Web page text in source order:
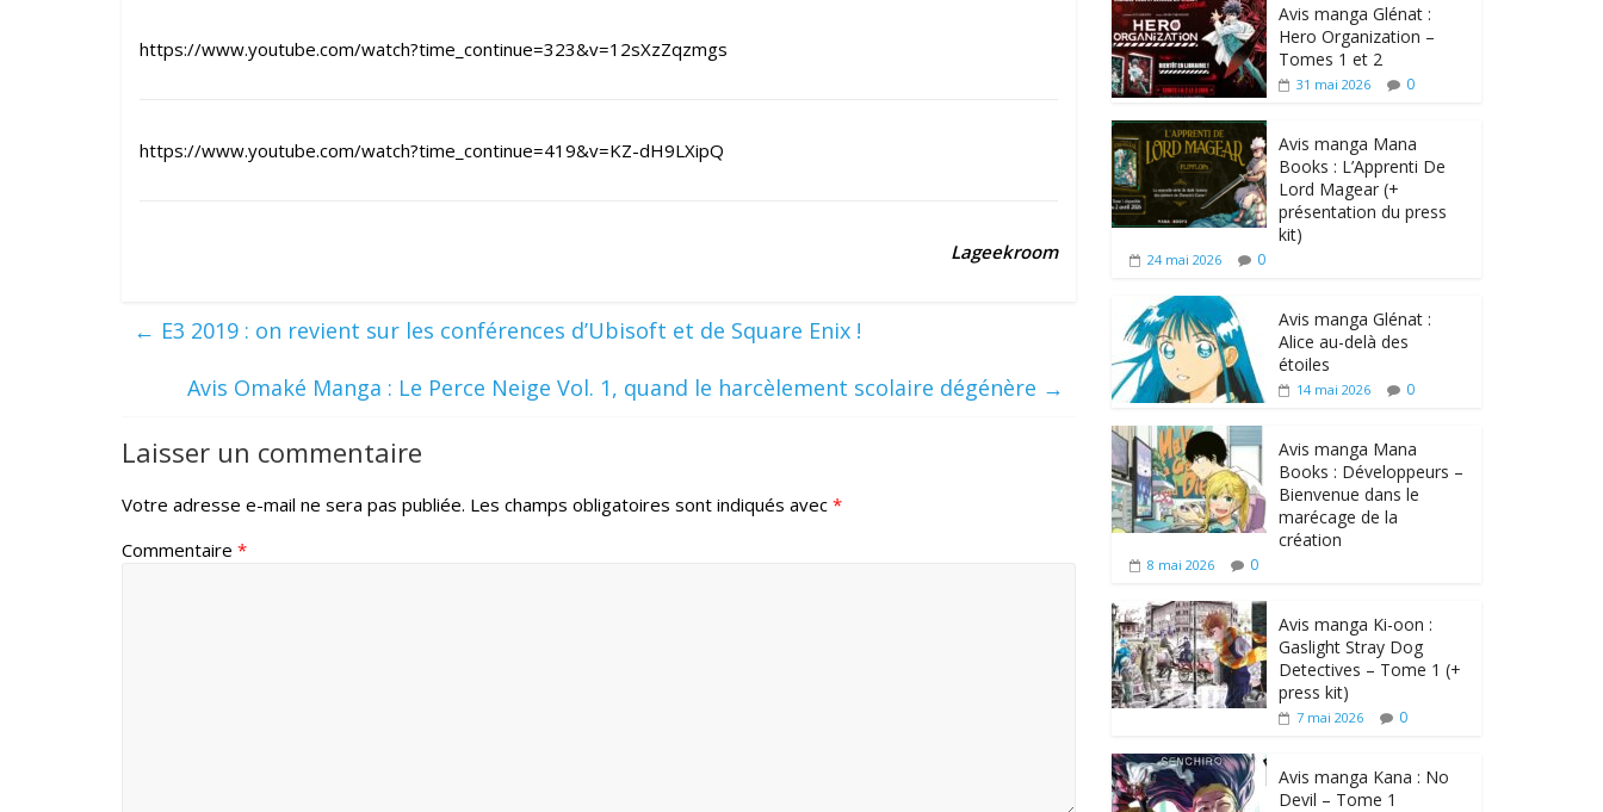
https://www.youtube.com/watch?time_continue=323&v=12sXzZqzmgs
https://www.youtube.com/watch?time_continue=419&v=KZ-dH9LXipQ
Lageekroom
← E3 2019 : on revient sur les conférences d’Ubisoft et de Square Enix !
Avis Omaké Manga : Le Perce Neige Vol. 1, quand le harcèlement scolaire dégénère →
Laisser un commentaire
Votre adresse e-mail ne sera pas publiée. Les champs obligatoires sont indiqués avec *
Commentaire *
Avis manga Glénat :
Hero Organization –
Tomes 1 et 2
31 mai 2026 0
Avis manga Mana
Books : L’Apprenti De
Lord Magear (+
présentation du press
kit)
24 mai 2026 0
Avis manga Glénat :
Alice au-delà des
étoiles
14 mai 2026 0
Avis manga Mana
Books : Développeurs –
Bienvenue dans le
marécage de la
création
8 mai 2026 0
Avis manga Ki-oon :
Gaslight Stray Dog
Detectives – Tome 1 (+
press kit)
7 mai 2026 0
Avis manga Kana : No
Devil – Tome 1